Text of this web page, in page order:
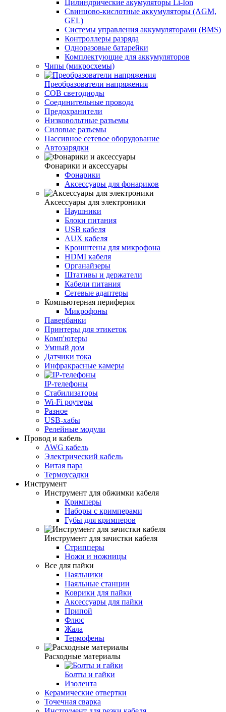
Цилиндрические акумуляторы Li-Ion
Свинцово-кислотные аккумуляторы (AGM,
GEL)
Системы управления аккумуляторами (BMS)
Контроллеры разряда
Одноразовые батарейки
Комплектующие для аккумуляторов
Чипы (микросхемы)
Преобразователи напряжения
COB светодиоды
Соединительные провода
Предохранители
Низковольтные разъемы
Силовые разъемы
Пассивное сетевое оборудование
Автозарядки
Фонарики и аксессуары
Фонарики
Аксессуары для фонариков
Аксессуары для электроники
Наушники
Блоки питания
USB кабеля
AUX кабеля
Кронштены для микрофона
HDMI кабеля
Органайзеры
Штативы и держатели
Кабели питания
Сетевые адаптеры
Компьютерная периферия
Микрофоны
Павербанки
Принтеры для этикеток
Комп'ютеры
Умный дом
Датчики тока
Инфракрасные камеры
IP-телефоны
Стабилизаторы
Wi‑Fi роутеры
Разное
USB-хабы
Релейные модули
Провод и кабель
AWG кабель
Электрический кабель
Витая пара
Термоусадки
Инструмент
Инструмент для обжимки кабеля
Кримперы
Наборы с кримперами
Губы для кримперов
Инструмент для зачистки кабеля
Стрипперы
Ножи и ножницы
Все для пайки
Паяльники
Паяльные станции
Коврики для пайки
Аксессуары для пайки
Припой
Флюс
Жала
Термофены
Расходные материалы
Болты и гайки
Изолента
Керамические отвертки
Точечная сварка